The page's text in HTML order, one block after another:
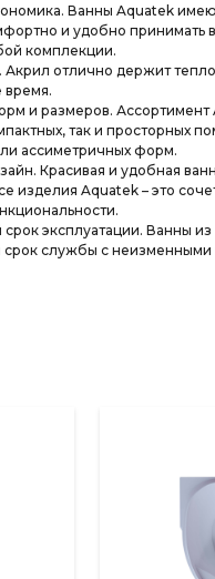
Ванны Aquatek
и удобно принимать
комплекции.
Акрил отлично держит
время.
и размеров. Ассортимент
так и просторных
ассиметричных форм.
Красивая и удобная
изделия Aquatek – это
эксплуатации. Ванны
службы с неизменными